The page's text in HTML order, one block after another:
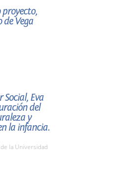
proyecto,
Vega
Eva
del
y
la infancia.
la Universidad